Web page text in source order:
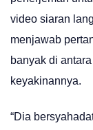
video siaran
menjawab
banyak di
keyakinannya.
“Dia